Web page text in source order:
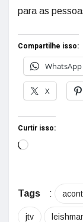
para as
Compartilhe isso:
WhatsApp
X
Curtir isso:
Tags :
jtv